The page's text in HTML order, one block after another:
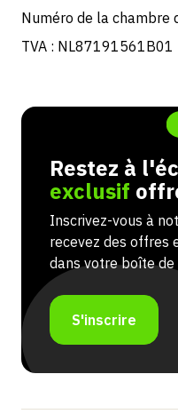
Numéro de la chambre
TVA : NL87191561B01
Restez à
exclusif
Inscrivez-vous à
recevez des offres
dans votre boîte de
S'inscrire